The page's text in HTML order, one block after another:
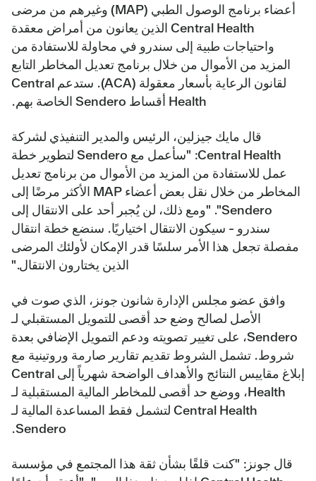
أعضاء برنامج الوصول الطبي (MAP) وغيرهم من مرضى
Central Health الذين يعانون من أمراض معقدة
واحتياجات طبية إلى سندرو في محاولة للاستفادة من
المزيد من الأموال من خلال برنامج تعديل المخاطر التابع
لقانون الرعاية بأسعار معقولة (ACA). ستدعم Central
Health أقساط Sendero الخاصة بهم.
قال مايك جيزلين، الرئيس والمدير التنفيذي لشركة
Central Health: "سأعمل مع Sendero لتطوير خطة
عمل للاستفادة من المزيد من الأموال من برنامج تعديل
المخاطر من خلال نقل بعض أعضاء MAP الأكثر مرضًا إلى
Sendero". "ومع ذلك، لن يُجبر أحد على الانتقال إلى
سندرو - سيكون الانتقال اختياريًا. سنضع خطة انتقال
مفصلة تجعل هذا الأمر سلسًا قدر الإمكان لأولئك المرضى
الذين يختارون الانتقال."
وافق عضو مجلس الإدارة شانون جونز، الذي صوت في
الأصل لصالح وضع حد أقصى للتمويل المستقبلي لـ
Sendero، على تغيير تصويته ودعم التمويل الإضافي بعدة
شروط. تشمل الشروط تقديم تقارير صارمة وروتينية مع
إبلاغ مقاييس النتائج والأهداف الواضحة شهرياً إلى Central
Health، ووضع حد أقصى للمخاطر المالية المستقبلية لـ
Central Health لتشمل فقط المساعدة المالية لـ
Sendero.
قال جونز: "كنت قلقًا بشأن ثقة هذا المجتمع في مؤسسة